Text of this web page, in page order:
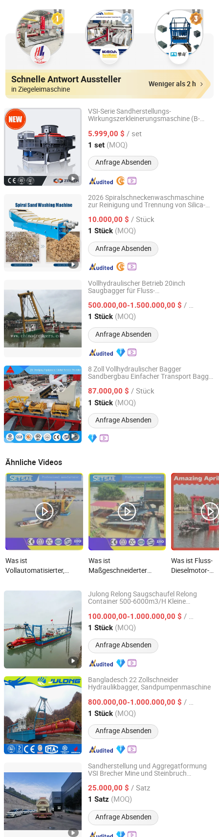
Schnelle Antwort Aussteller
in Ziegeleimaschine
Weniger als 2 h
VSI-Serie Sandherstellungs-
Wirkungszerkleinerungsmaschine (B-
5.999,00 $ / set
1 set (MOQ)
Anfrage Absenden
Shanghai Zenith Mineral Co., Ltd.
Shanghai, China Seit 2006
2026 Spiralschneckenwaschmaschine
zur Reinigung und Trennung von Silica-
10.000,00 $ / Stück
1 Stück (MOQ)
Anfrage Absenden
Guangxi Ruijie Slag Equipment Manufacturing Co., Ltd.
Guangxi, China Seit 2025
Vollhydraulischer Betrieb 20inch
Saugbagger für Fluss-
500.000,00-1.500.000,00 $ / Stück
1 Stück (MOQ)
Anfrage Absenden
Qingzhou Yongli Mining and Dredging Machinery Co., Ltd.
Shandong, China Seit 2019
8 Zoll Vollhydraulischer Bagger
Sandbergbau Einfacher Transport Bagger
87.000,00 $ / Stück
1 Stück (MOQ)
Anfrage Absenden
Qingdao Jinmeng Ship Trading Co., Ltd.
Shandong, China Seit 2026
Ähnliche Videos
Was ist
Vollautomatisierter,
Wasserfluss 3500
Cutter-Saug-Sandbagger
hydraulische
Dieselbergbau-/Schlammdredgermaschine
für Baggergeräte
Was ist
Maßgeschneiderter
Flussbergbau-Boot /
Sandgoldschiff
Maschinen mit
Agitationsgoldrutsche-
Ausrüstung /
Rüttelmaschinen /
Zentrifuge
Was ist Fluss-
Dieselmotor-
Fluss-Sand-
Abbaumachine
Julong Relong Saugschaufel Relong
Container 500-6000m3/H Kleine
100.000,00-1.000.000,00 $ / Stück
1 Stück (MOQ)
Anfrage Absenden
Qingdao Relong Technology Co., Ltd.
Shandong, China Seit 2021
Bangladesch 22 Zollschneider
Hydraulikbagger, Sandpumpenmaschine
800.000,00-1.000.000,00 $ / Stück
1 Stück (MOQ)
Anfrage Absenden
SHANDONG JULONG INTEL-TECH CO., LTD
Shandong, China Seit 2023
Sandherstellung und Aggregatformung
VSI Brecher Mine und Steinbruch
Preis
25.000,00 $ / Satz
1 Satz (MOQ)
Anfrage Absenden
Henan Shanky Machinery Co., Ltd.
Henan, China Seit 2022